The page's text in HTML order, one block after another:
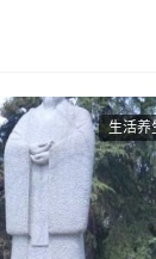
生活养